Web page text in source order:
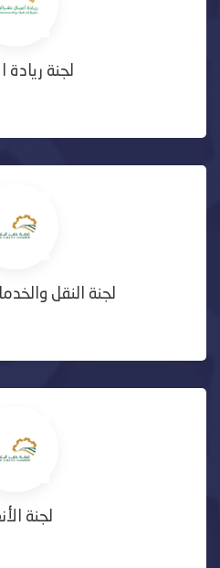
لجنة ريادة
لجنة النقل
لجنة